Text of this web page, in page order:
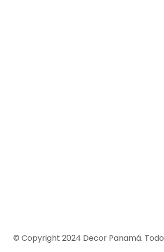
© Copyright 2024 Decor Panamá.